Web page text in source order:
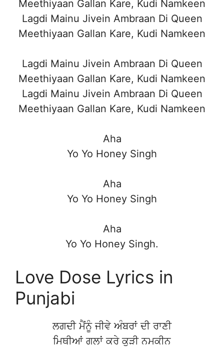
Meethiyaan Gallan Kare, Kudi Namkeen
Lagdi Mainu Jivein Ambraan Di Queen
Meethiyaan Gallan Kare, Kudi Namkeen
Lagdi Mainu Jivein Ambraan Di Queen
Meethiyaan Gallan Kare, Kudi Namkeen
Lagdi Mainu Jivein Ambraan Di Queen
Meethiyaan Gallan Kare, Kudi Namkeen
Aha
Yo Yo Honey Singh
Aha
Yo Yo Honey Singh
Aha
Yo Yo Honey Singh.
Love Dose Lyrics in
Punjabi
ਲਗਦੀ ਮੈਂਨੂੰ ਜੀਵੇ ਅੰਬਰਾਂ ਦੀ ਰਾਣੀ
ਮਿਥੀਆਂ ਗਲਾਂ ਕਰੇ ਕੁੜੀ ਨਮਕੀਨ